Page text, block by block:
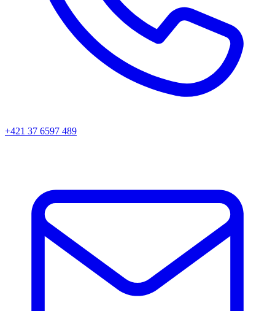
+421 37 6597 489